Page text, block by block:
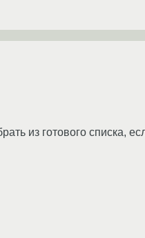
из готового списка,